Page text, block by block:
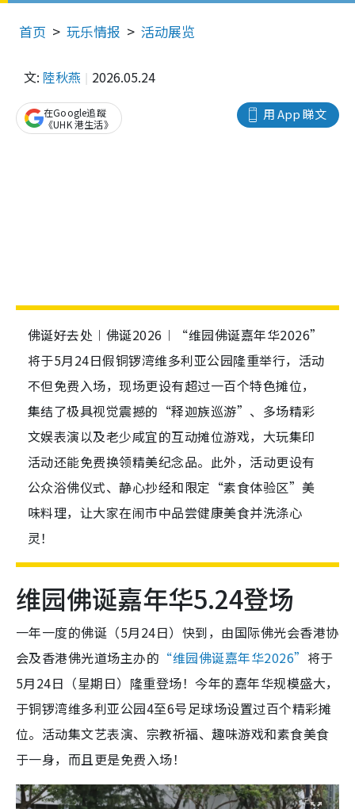
首页 玩乐情报 活动展览
文: 陸秋燕 2026.05.24
用 App 睇文
在Google追蹤
《UHK 港生活》
佛诞好去处︱佛诞2026︱“维园佛诞嘉年华2026”
将于5月24日假铜锣湾维多利亚公园隆重举行，活动
不但免费入场，现场更设有超过一百个特色摊位，
集结了极具视觉震撼的“释迦族巡游”、多场精彩
文娱表演以及老少咸宜的互动摊位游戏，大玩集印
活动还能免费换领精美纪念品。此外，活动更设有
公众浴佛仪式、静心抄经和限定“素食体验区”美
味料理，让大家在闹市中品尝健康美食并洗涤心
灵！
维园佛诞嘉年华5.24登场
一年一度的佛诞（5月24日）快到，由国际佛光会香港协
会及香港佛光道场主办的 “维园佛诞嘉年华2026” 将于
5月24日（星期日）隆重登场！今年的嘉年华规模盛大，
于铜锣湾维多利亚公园4至6号足球场设置过百个精彩摊
位。活动集文艺表演、宗教祈福、趣味游戏和素食美食
于一身，而且更是免费入场！